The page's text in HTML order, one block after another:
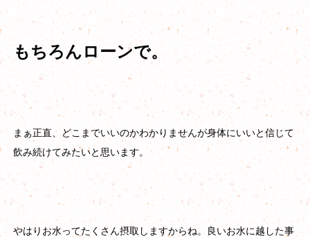
もちろんローンで。
まぁ正直、どこまでいいのかわかりませんが身体にいいと信じて
飲み続けてみたいと思います。
やはりお水ってたくさん摂取しますからね。良いお水に越した事